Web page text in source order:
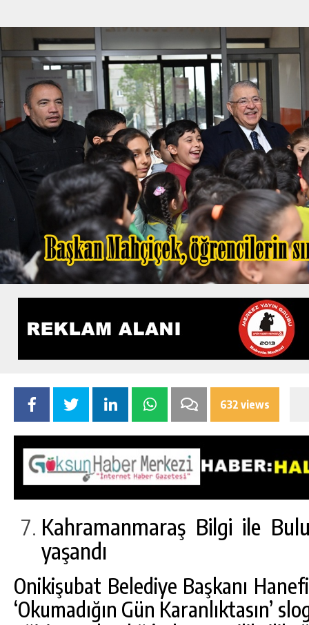
632 views
Kahramanmaraş Bilgi ile
yaşandı
Onikişubat Belediye Başkanı
‘Okumadığın Gün Karanlıktasın’